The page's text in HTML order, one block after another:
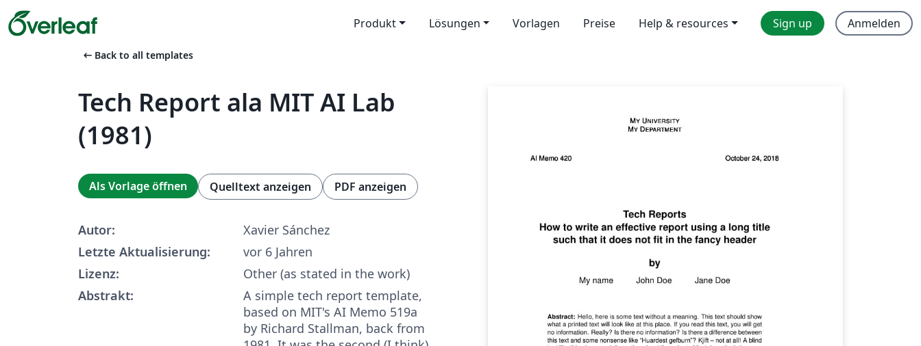
Produkt Lösungen Vorlagen Preise Help & resources Sign up Anmelden
arrow_left_alt Back to all templates
Tech Report ala MIT AI Lab
(1981)
Als Vorlage öffnen Quelltext anzeigen PDF anzeigen
Autor:
Xavier Sánchez
Letzte Aktualisierung:
vor 6 Jahren
Lizenz:
Other (as stated in the work)
Abstrakt:
A simple tech report template,
based on MIT's AI Memo 519a
by Richard Stallman, back from